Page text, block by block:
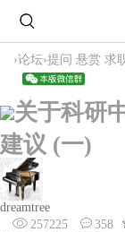
›论坛›提问 悬赏 求
关于科研
建议 (一)
dreamtree
257225
358